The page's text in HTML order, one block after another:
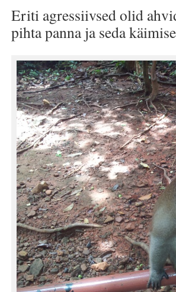
Eriti agressiivsed olid
pihta panna ja seda